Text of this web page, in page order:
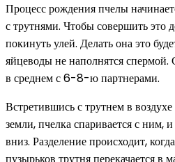
Процесс рождения пчелы
с трутнями. Чтобы совершить это
покинуть улей. Делать она это
яйцеводы не наполнятся
в среднем с 6-8-ю партнерами.
Встретившись с трутнем в
земли, пчелка спаривается с ним,
вниз. Разделение происходит,